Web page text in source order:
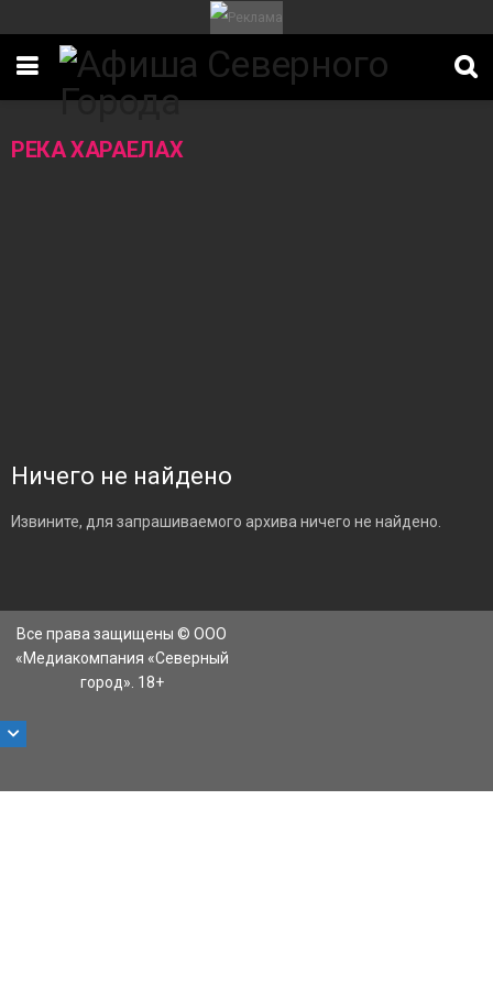
РЕКА ХАРАЕЛАХ
Ничего не найдено
Извините, для запрашиваемого архива ничего не найдено.
Все права защищены © ООО
«Медиакомпания «Северный
город». 18+